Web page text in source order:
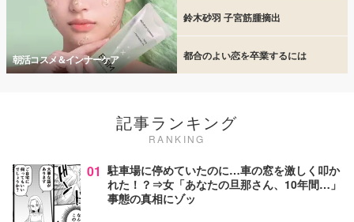
朝活コスメ＆インナーケア
鈴木砂羽 子宮筋腫摘出
都合のよい恋を卒業するには
記事ランキング
RANKING
01 駐車場に停めていたのに…車の窓を激しく叩か
れた！？⇒女「あなたの旦那さん、10年間…」
事態の真相にゾッ